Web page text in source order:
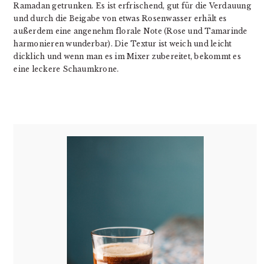
Ramadan getrunken. Es ist erfrischend, gut für die Verdauung
und durch die Beigabe von etwas Rosenwasser erhält es
außerdem eine angenehm florale Note (Rose und Tamarinde
harmonieren wunderbar). Die Textur ist weich und leicht
dicklich und wenn man es im Mixer zubereitet, bekommt es
eine leckere Schaumkrone.